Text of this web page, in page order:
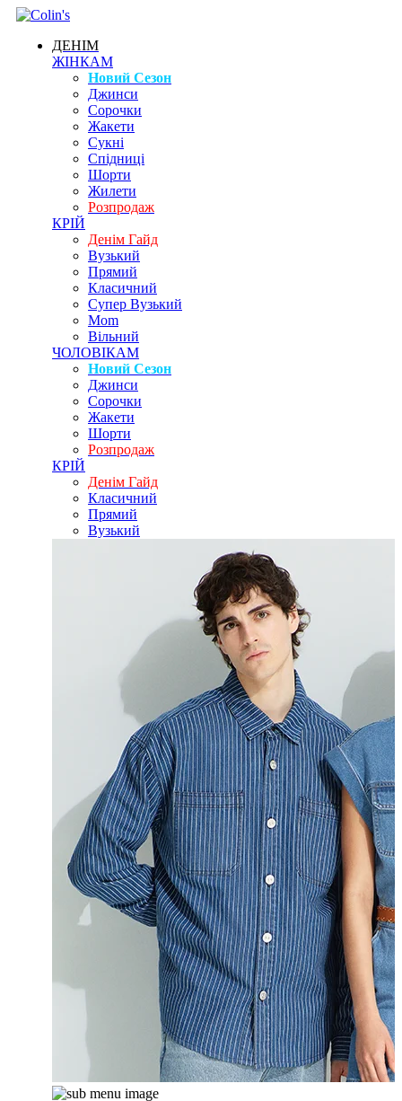
ДЕНІМ
ЖІНКАМ
Новий Сезон
Джинси
Сорочки
Жакети
Сукні
Спідниці
Шорти
Жилети
Розпродаж
КРІЙ
Денім Гайд
Вузький
Прямий
Класичний
Супер Вузький
Mom
Вільний
ЧОЛОВІКАМ
Новий Сезон
Джинси
Сорочки
Жакети
Шорти
Розпродаж
КРІЙ
Денім Гайд
Класичний
Прямий
Вузький